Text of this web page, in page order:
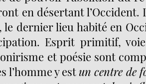
en désertant l’Occident.
le dernier lieu habité en
Esprit primitif,
et poésie sont
l’homme y estun centre de